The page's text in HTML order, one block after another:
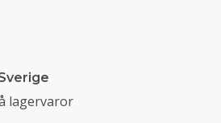
lagervaror